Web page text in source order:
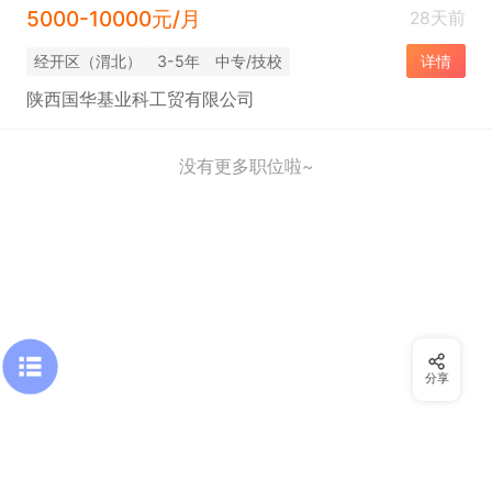
5000-10000元/月
28天前
经开区（渭北） 3-5年 中专/技校 详情
陕西国华基业科工贸有限公司
没有更多职位啦~
分享